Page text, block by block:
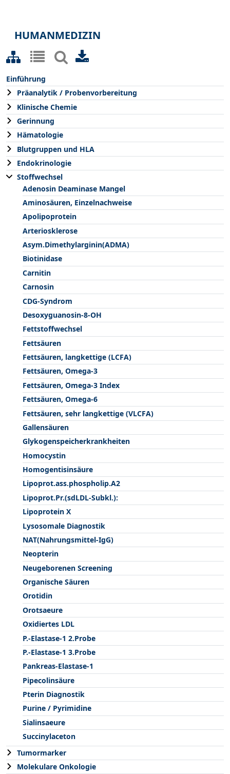
HUMANMEDIZIN
Einführung
Präanalytik / Probenvorbereitung
Klinische Chemie
Gerinnung
Hämatologie
Blutgruppen und HLA
Endokrinologie
Stoffwechsel
Adenosin Deaminase Mangel
Aminosäuren, Einzelnachweise
Apolipoprotein
Arteriosklerose
Asym.Dimethylarginin(ADMA)
Biotinidase
Carnitin
Carnosin
CDG-Syndrom
Desoxyguanosin-8-OH
Fettstoffwechsel
Fettsäuren
Fettsäuren, langkettige (LCFA)
Fettsäuren, Omega-3
Fettsäuren, Omega-3 Index
Fettsäuren, Omega-6
Fettsäuren, sehr langkettige (VLCFA)
Gallensäuren
Glykogenspeicherkrankheiten
Homocystin
Homogentisinsäure
Lipoprot.ass.phospholip.A2
Lipoprot.Pr.(sdLDL-Subkl.):
Lipoprotein X
Lysosomale Diagnostik
NAT(Nahrungsmittel-IgG)
Neopterin
Neugeborenen Screening
Organische Säuren
Orotidin
Orotsaeure
Oxidiertes LDL
P.-Elastase-1 2.Probe
P.-Elastase-1 3.Probe
Pankreas-Elastase-1
Pipecolinsäure
Pterin Diagnostik
Purine / Pyrimidine
Sialinsaeure
Succinylaceton
Tumormarker
Molekulare Onkologie